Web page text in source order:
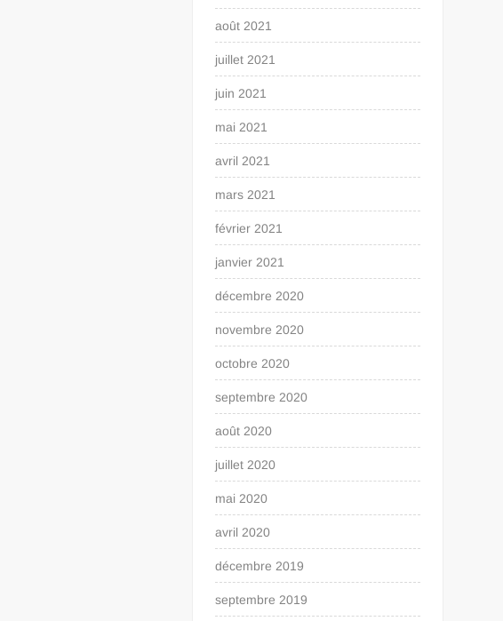
août 2021
juillet 2021
juin 2021
mai 2021
avril 2021
mars 2021
février 2021
janvier 2021
décembre 2020
novembre 2020
octobre 2020
septembre 2020
août 2020
juillet 2020
mai 2020
avril 2020
décembre 2019
septembre 2019